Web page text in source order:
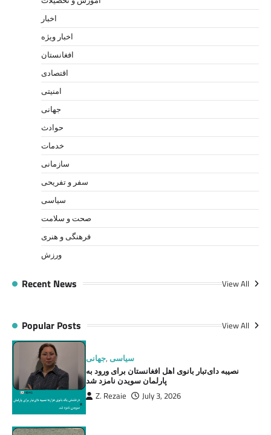
اخبار
اخبار ویژه
افغانستان
اقتصادی
امنیتی
جهانی
حوادث
خدمات
سازمانی
سفر و تفریحی
سیاسی
صحت و سلامت
فرهنگی و هنری
ورزش
Recent News View All
Popular Posts View All
جهانی,سیاسی
نصیبه دای‌تبار بانوی اهل افغانستان برای ورود به
پارلمان سویدن نامزد شد
Z. Rezaie July 3, 2026